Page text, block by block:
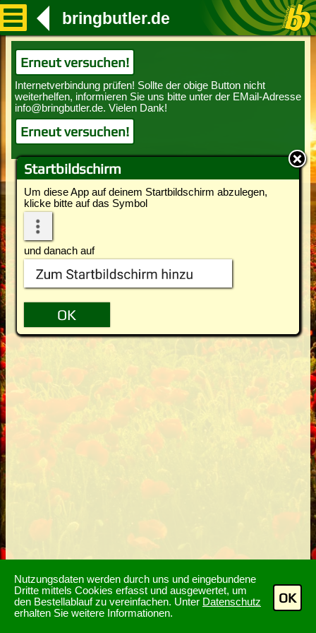
Nutzungsdaten werden durch uns und eingebundene
Dritte mittels Cookies erfasst und ausgewertet, um
den Bestellablauf zu vereinfachen. Unter Datenschutz
erhalten Sie weitere Informationen.
OK
Startbildschirm
Um diese App auf deinem Startbildschirm abzulegen,
klicke bitte auf das Symbol
und danach auf
bringbutler.de
Erneut versuchen!
Erneut versuchen!